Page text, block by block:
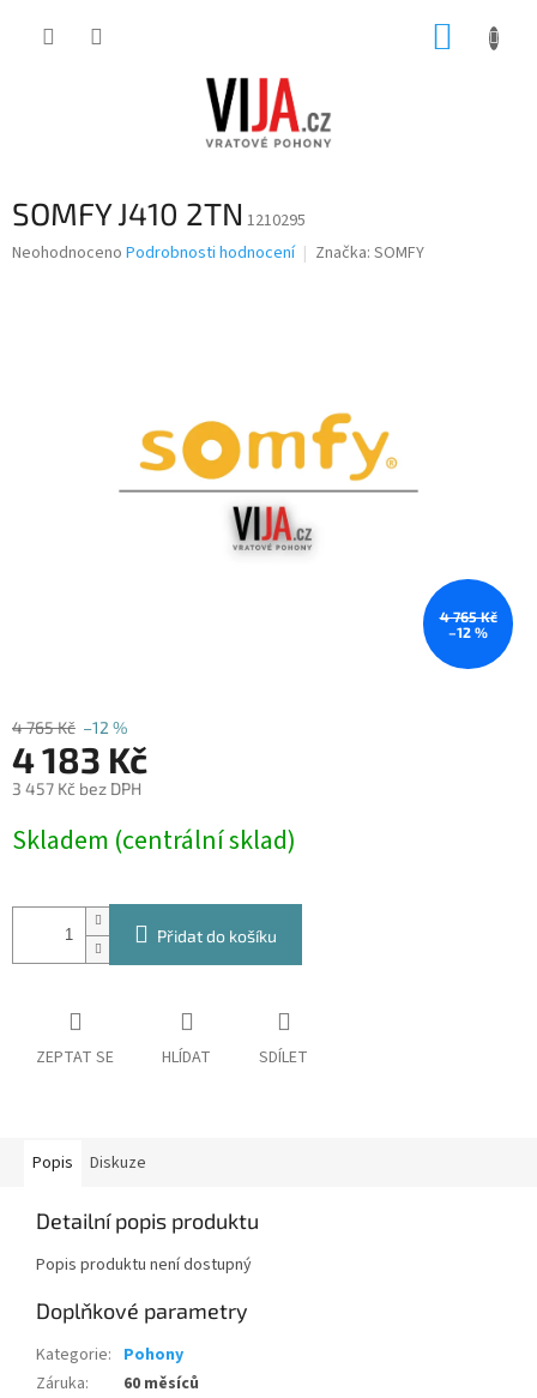
SOMFY J410 2TN 1210295
Průměrné
Neohodnoceno Podrobnosti hodnocení Značka: SOMFY
4 765 Kč
–12 %
4 765 Kč –12 %
4 183 Kč
3 457 Kč bez DPH
cena:
Skladem (centrální sklad)
Přidat do košíku
ZEPTAT SE HLÍDAT SDÍLET
Popis Diskuze
Detailní popis produktu
Popis produktu není dostupný
Doplňkové parametry
Kategorie: Pohony
Záruka: 60 měsíců